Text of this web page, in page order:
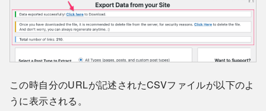
この時自分のURLが記述されたCSVファイルが以下のよ
うに表示される。